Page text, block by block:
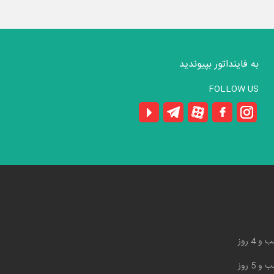
به فاینداتور بپیوندید
FOLLOW US